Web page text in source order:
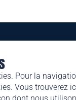
Pour la
Vous trouverez